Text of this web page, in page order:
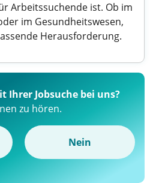
Arbeitssuchende ist. Ob im
im Gesundheitswesen,
Herausforderung.
Ihrer Jobsuche bei uns?
zu hören.
Nein